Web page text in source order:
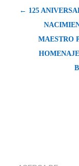
← 125
MAESTRO